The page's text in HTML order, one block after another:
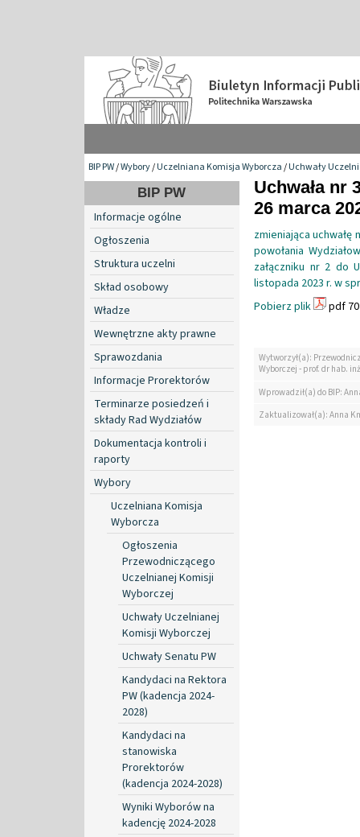
BIP PW/Wybory/Uczelniana Komisja Wyborcza/Uchwały
BIP PW
Informacje ogólne
Ogłoszenia
Struktura uczelni
Skład osobowy
Władze
Wewnętrzne akty prawne
Sprawozdania
Informacje Prorektorów
Terminarze posiedzeń i
składy Rad Wydziałów
Dokumentacja kontroli i
raporty
Wybory
Uczelniana Komisja
Wyborcza
Ogłoszenia
Przewodniczącego
Uczelnianej Komisji
Wyborczej
Uchwały Uczelnianej
Komisji Wyborczej
Uchwały Senatu PW
Kandydaci na Rektora
PW (kadencja 2024-
2028)
Kandydaci na
stanowiska
Prorektorów
(kadencja 2024-2028)
Wyniki Wyborów na
kadencję 2024-2028
Uchwała nr
26 marca
zmieniająca
powołania
załączniku nr 2 do
listopada 2023 r. w
Pobierz plik
pdf
Wytworzył(a):
Wyborczej - prof. dr hab.
Wprowadził(a) do BIP:
Zaktualizował(a): Anna